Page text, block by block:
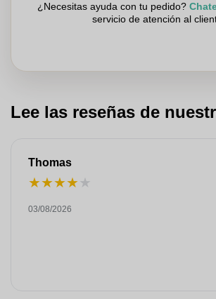
¿Necesitas ayuda con tu pedido?
servicio de atención al
Lee las reseñas de
Thomas
★★★★★
03/08/2026